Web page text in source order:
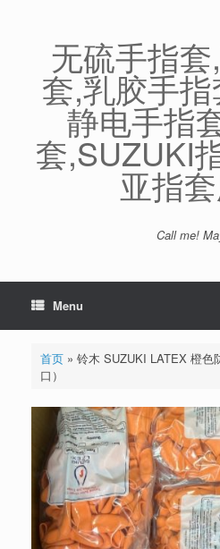
无硫手指
套,乳胶手
静电手指
套,SUZUKI
亚指
Call me!
Menu
首页» 铃木 SUZUKI LATEX 橙色
口）